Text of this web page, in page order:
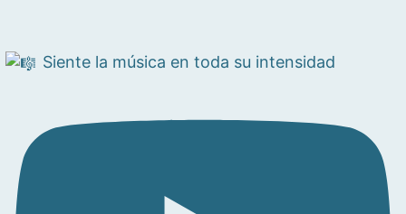
Siente la música en toda su intensidad